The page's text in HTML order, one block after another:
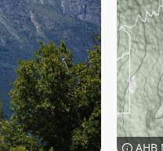
AHB